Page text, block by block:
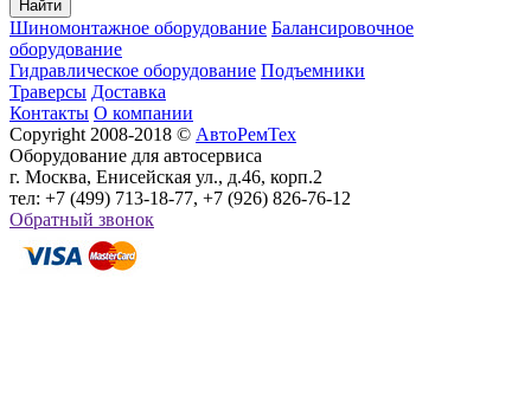
Шиномонтажное оборудование Балансировочное
оборудование
Гидравлическое оборудование Подъемники
Траверсы Доставка
Контакты О компании
Copyright 2008-2018 © АвтоРемТех
Оборудование для автосервиса
г. Москва, Енисейская ул., д.46, корп.2
тел: +7 (499) 713-18-77, +7 (926) 826-76-12
Обратный звонок